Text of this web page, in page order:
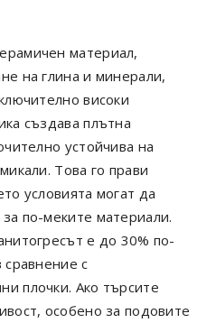
материал,
на глина и минерали,
високи
създава плътна
устойчива на
Това го прави
условията могат да
по-меките материали.
е до 30% по-
сравнение с
плочки. Ако търсите
особено за подовите